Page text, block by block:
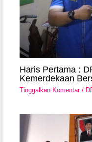
Haris Pertama :
Kemerdekaan
Tinggalkan Komentar /